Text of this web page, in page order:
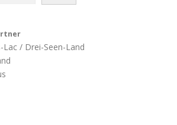
/ Drei-Seen-Land